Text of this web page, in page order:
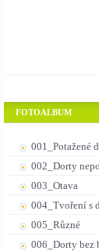
FOTOALBUM
001_Potažené
002_Dorty
003_Otava
004_Tvoření s
005_Různé
006_Dorty bez